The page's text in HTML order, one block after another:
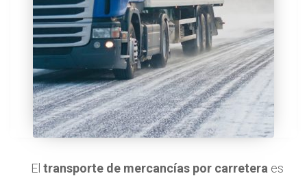
El transporte de mercancías por carretera es